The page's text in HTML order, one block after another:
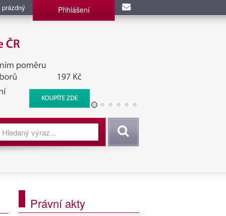
Přihlášení
BIS, Zpravodajské
Vyhledat
Právní akty